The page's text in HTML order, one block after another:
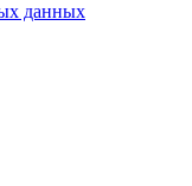
данных